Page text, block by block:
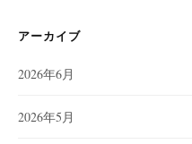
アーカイブ
2026年6月
2026年5月